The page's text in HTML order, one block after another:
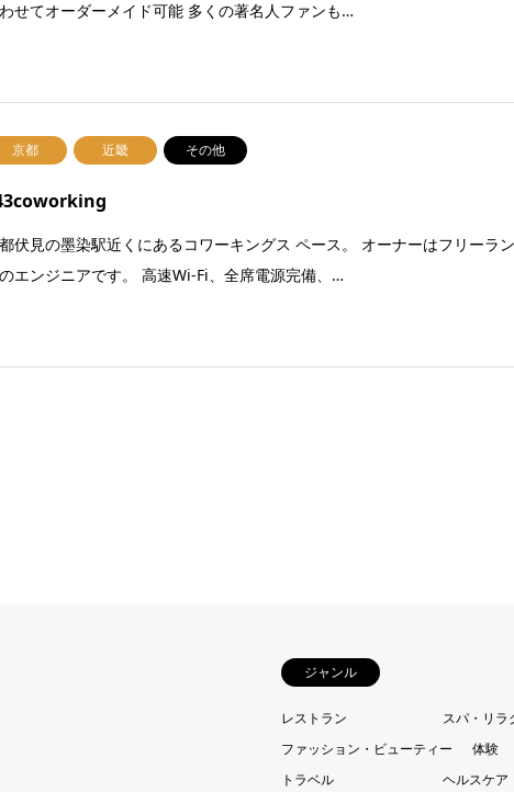
せてオーダーメイド可能 多くの著名人ファンも…
京都 近畿 その他
伏見の墨染駅近くにあるコワーキングス ペース。 オーナーはフリーラ
エンジニアです。 高速Wi-Fi、全席電源完備、…
ジャンル
レストラン
スパ・リラ
ファッション・ビューティー
体験
トラベル
ヘルスケア